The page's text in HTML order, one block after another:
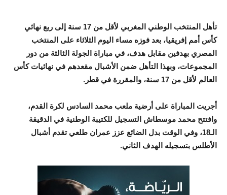
تأهل المنتخب الوطني المغربي لأقل من 17 سنة إلى ربع نهائي
كأس أمم إفريقيا، بعد فوزه مساء اليوم الثلاثاء على المنتخب
المصري بهدفين مقابل هدف، في مباراة الجولة الثالثة من دور
المجموعات، وبهذا التأهل ضمن الأشبال مقعدهم في نهائيات كأس
العالم لأقل من 17 سنة، والمقررة في قطر.
أجريت المباراة على أرضية ملعب محمد السادس لكرة القدم،
وافتتح محمد موسطاش التسجيل للكتيبة الوطنية في الدقيقة
الـ18، وفي الوقت بدل الضائع عزز عمران طلعي تقدم أشبال
الأطلس بتسجيله الهدف الثاني.